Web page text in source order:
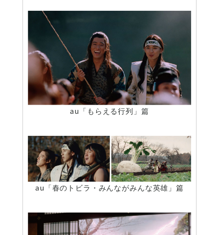
au「もらえる行列」篇
au「春のトビラ・みんながみんな英雄」篇